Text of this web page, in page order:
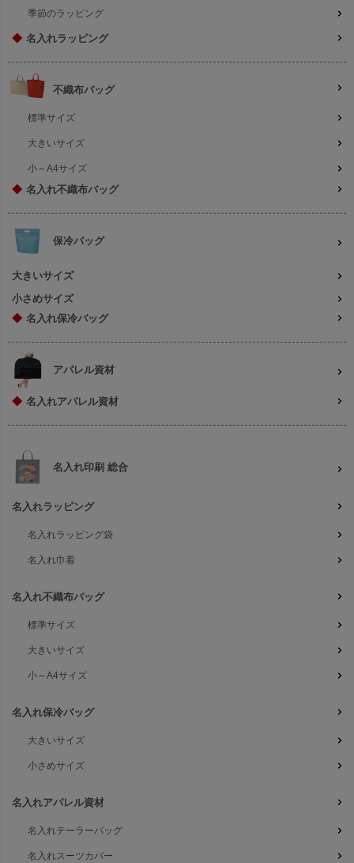
季節のラッピング
◆ 名入れラッピング
不織布バッグ
標準サイズ
大きいサイズ
小～A4サイズ
◆ 名入れ不織布バッグ
保冷バッグ
大きいサイズ
小さめサイズ
◆ 名入れ保冷バッグ
アパレル資材
◆ 名入れアパレル資材
名入れ印刷 総合
名入れラッピング
名入れラッピング袋
名入れ巾着
名入れ不織布バッグ
標準サイズ
大きいサイズ
小～A4サイズ
名入れ保冷バッグ
大きいサイズ
小さめサイズ
名入れアパレル資材
名入れテーラーバッグ
名入れスーツカバー